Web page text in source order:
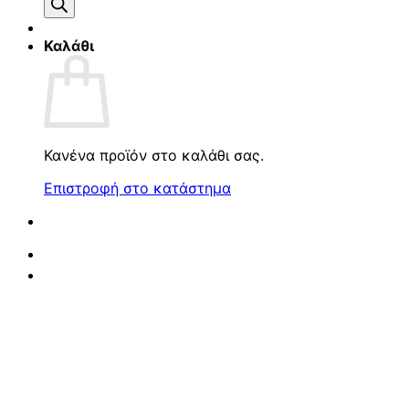
Καλάθι
Κανένα προϊόν στο καλάθι σας.
Επιστροφή στο κατάστημα